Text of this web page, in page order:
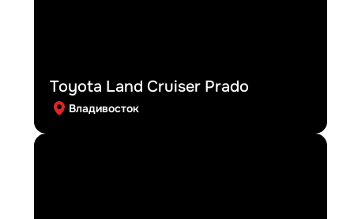
Toyota Land Cruiser Prado
Владивосток